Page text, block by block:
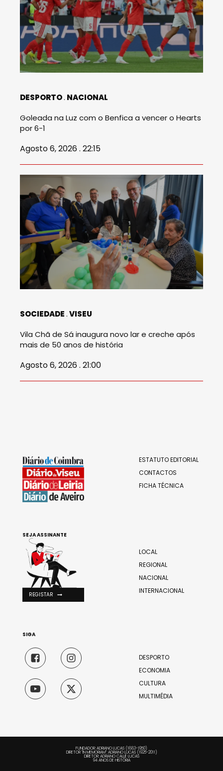
DESPORTO NACIONAL
Goleada na Luz com o Benfica a vencer o Hearts
por 6-1
Agosto 6, 2026 . 22:15
SOCIEDADE VISEU
Vila Chã de Sá inaugura novo lar e creche após
mais de 50 anos de história
Agosto 6, 2026 . 21:00
ESTATUTO EDITORIAL
CONTACTOS
FICHA TÉCNICA
LOCAL
REGIONAL
NACIONAL
INTERNACIONAL
DESPORTO
ECONOMIA
CULTURA
MULTIMÉDIA
SEJA ASSINANTE
REGISTAR
SIGA
FUNDADOR: ADRIANO LUCAS (1883-1950)
DIRETOR "IN MEMORIAM": ADRIANO LUCAS (1925-2011)
DIRETOR: ADRIANO CALLÉ LUCAS
94 ANOS DE HISTÓRIA